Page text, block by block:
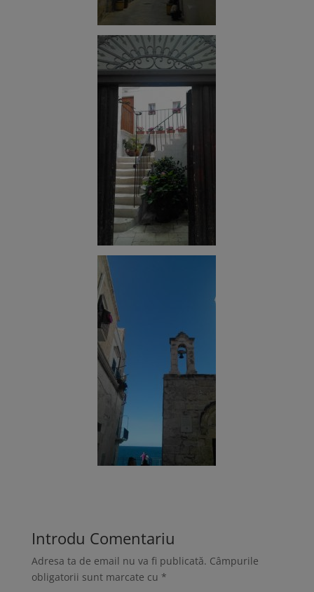
Introdu Comentariu
Adresa ta de email nu va fi publicată. Câmpurile
obligatorii sunt marcate cu *